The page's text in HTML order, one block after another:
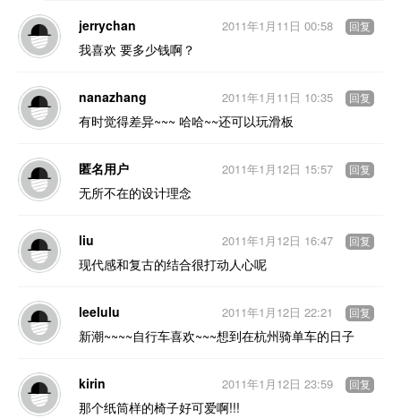
jerrychan
我喜欢 要多少钱啊？
2011年1月11日 00:58 回复
nanazhang
有时觉得差异~~~ 哈哈~~还可以玩滑板
2011年1月11日 10:35 回复
匿名用户
无所不在的设计理念
2011年1月12日 15:57 回复
liu
现代感和复古的结合很打动人心呢
2011年1月12日 16:47 回复
leelulu
新潮~~~~自行车喜欢~~~想到在杭州骑单车的日子
2011年1月12日 22:21 回复
kirin
那个纸筒样的椅子好可爱啊!!!
2011年1月12日 23:59 回复